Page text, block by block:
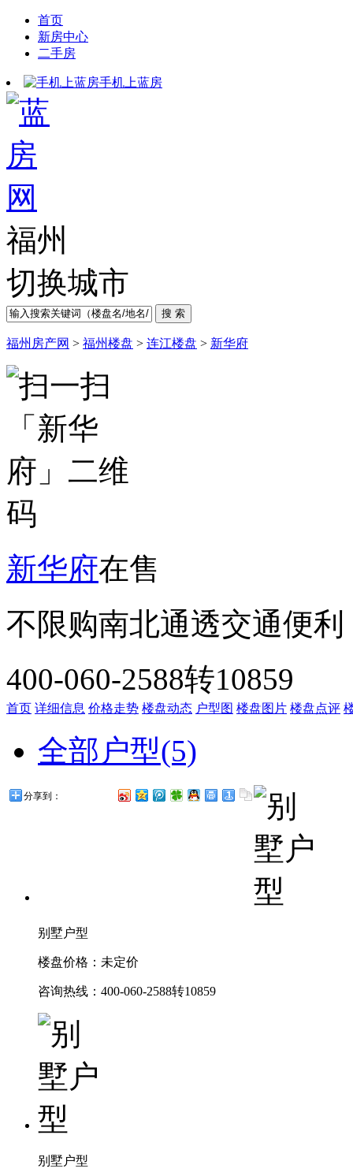
首页
新房中心
二手房
手机上蓝房
福州
切换城市
福州房产网 > 福州楼盘 > 连江楼盘 > 新华府
新华府在售
不限购南北通透交通便利
400-060-2588转10859
首页 详细信息 价格走势 楼盘动态 户型图 楼盘图片 楼盘点评
全部户型(5)
分享到：
别墅户型
楼盘价格：未定价
咨询热线：400-060-2588转10859
别墅户型